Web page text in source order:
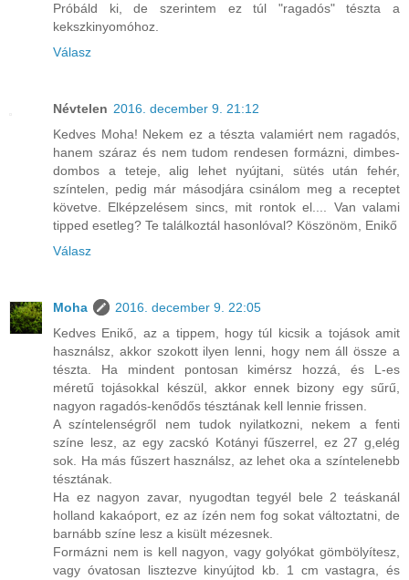
Próbáld ki, de szerintem ez túl "ragadós" tészta a
kekszkinyomóhoz.
Válasz
Névtelen 2016. december 9. 21:12
Kedves Moha! Nekem ez a tészta valamiért nem ragadós,
hanem száraz és nem tudom rendesen formázni, dimbes-
dombos a teteje, alig lehet nyújtani, sütés után fehér,
színtelen, pedig már másodjára csinálom meg a receptet
követve. Elképzelésem sincs, mit rontok el.... Van valami
tipped esetleg? Te találkoztál hasonlóval? Köszönöm, Enikő
Válasz
Moha
2016. december 9. 22:05
Kedves Enikő, az a tippem, hogy túl kicsik a tojások amit
használsz, akkor szokott ilyen lenni, hogy nem áll össze a
tészta. Ha mindent pontosan kimérsz hozzá, és L-es
méretű tojásokkal készül, akkor ennek bizony egy sűrű,
nagyon ragadós-kenődős tésztának kell lennie frissen.
A színtelenségről nem tudok nyilatkozni, nekem a fenti
színe lesz, az egy zacskó Kotányi fűszerrel, ez 27 g,elég
sok. Ha más fűszert használsz, az lehet oka a színtelenebb
tésztának.
Ha ez nagyon zavar, nyugodtan tegyél bele 2 teáskanál
holland kakaóport, ez az ízén nem fog sokat változtatni, de
barnább színe lesz a kisült mézesnek.
Formázni nem is kell nagyon, vagy golyókat gömbölyítesz,
vagy óvatosan lisztezve kinyújtod kb. 1 cm vastagra, és